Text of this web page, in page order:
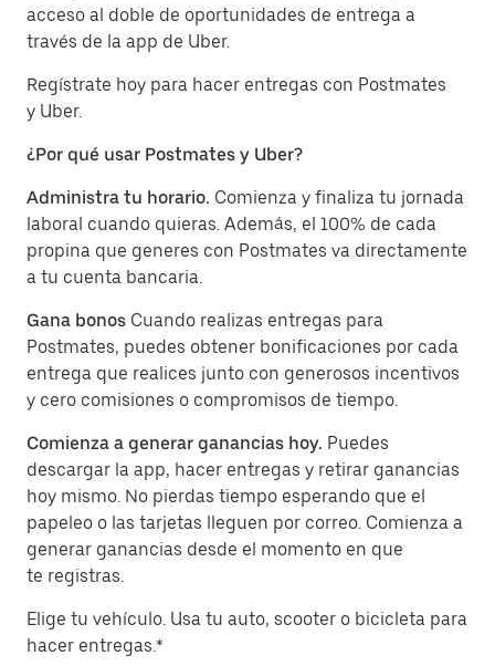
acceso al doble de oportunidades de entrega a
través de la app de Uber.
Regístrate hoy para hacer entregas con Postmates
y Uber.
¿Por qué usar Postmates y Uber?
Administra tu horario. Comienza y finaliza tu jornada
laboral cuando quieras. Además, el 100% de cada
propina que generes con Postmates va directamente
a tu cuenta bancaria.
Gana bonos Cuando realizas entregas para
Postmates, puedes obtener bonificaciones por cada
entrega que realices junto con generosos incentivos
y cero comisiones o compromisos de tiempo.
Comienza a generar ganancias hoy. Puedes
descargar la app, hacer entregas y retirar ganancias
hoy mismo. No pierdas tiempo esperando que el
papeleo o las tarjetas lleguen por correo. Comienza a
generar ganancias desde el momento en que
te registras.
Elige tu vehículo. Usa tu auto, scooter o bicicleta para
hacer entregas.*